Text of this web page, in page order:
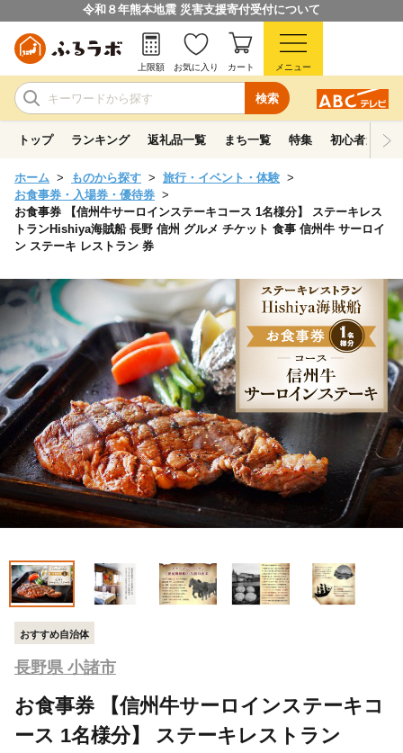
令和８年熊本地震 災害支援寄付受付について
検索
上限額 お気に入り カート メニュー
トップ ランキング 返礼品一覧 まち一覧 特集 初心者ガイド
ホーム ものから探す
旅行・イベント・体験
お食事券・入場券・優待券
お食事券 【信州牛サーロインステーキコース 1名様分】 ステーキレス
トランHishiya海賊船 長野 信州 グルメ チケット 食事 信州牛 サーロイ
ン ステーキ レストラン 券
おすすめ自治体
長野県 小諸市
お食事券 【信州牛サーロインステーキコ
ース 1名様分】 ステーキレストラン